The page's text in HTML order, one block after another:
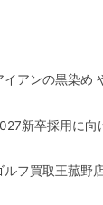
イアンの黒染め
新卒採用に向
ルフ買取王菰野